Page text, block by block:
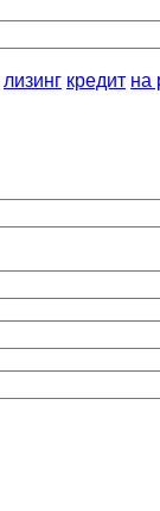
лизинг кредит на